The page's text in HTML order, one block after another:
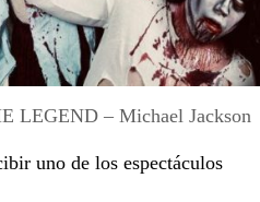
LEGEND – Michael Jackson
uno de los espectáculos